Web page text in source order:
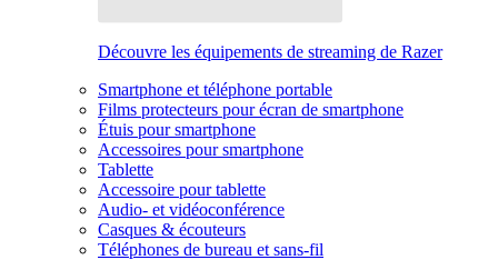
Découvre les équipements de streaming de Razer
Smartphone et téléphone portable
Films protecteurs pour écran de smartphone
Étuis pour smartphone
Accessoires pour smartphone
Tablette
Accessoire pour tablette
Audio- et vidéoconférence
Casques & écouteurs
Téléphones de bureau et sans-fil